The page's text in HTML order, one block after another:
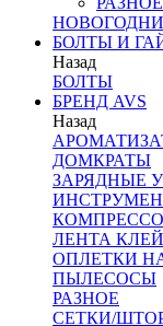
БОЛТЫ И
Назад
БОЛТЫ
БРЕНД AVS
Назад
ДОМКРАТЫ
ЗАРЯДНЫЕ
ЛЕНТА
ОПЛЕТКИ
ПЫЛЕСОСЫ
РАЗНОЕ
СЕТКИ/